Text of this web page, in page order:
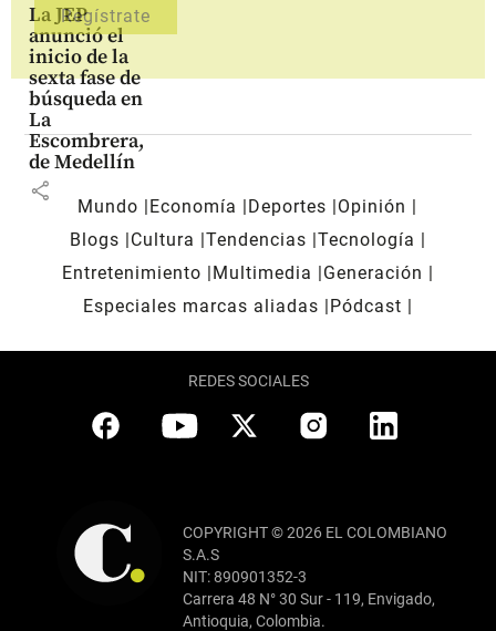
La JEP
anunció el
inicio de la
sexta fase de
búsqueda en
La
Escombrera,
de Medellín
share
Mundo Economía Deportes
Opinión
Blogs
Cultura Tendencias Tecnología
Entretenimiento
Multimedia
Generación
Especiales marcas aliadas
Pódcast
REDES SOCIALES
COPYRIGHT © 2026 EL COLOMBIANO
S.A.S
NIT: 890901352-3
Carrera 48 N° 30 Sur - 119, Envigado,
Antioquia, Colombia.